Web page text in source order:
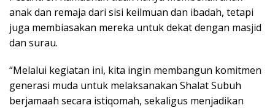
anak dan remaja dari sisi keilmuan dan ibadah, tetapi
juga membiasakan mereka untuk dekat dengan masjid
dan surau.
“Melalui kegiatan ini, kita ingin membangun komitmen
generasi muda untuk melaksanakan Shalat Subuh
berjamaah secara istiqomah, sekaligus menjadikan